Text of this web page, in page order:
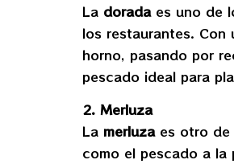
La doradaes uno de
los restaurantes. Con
horno, pasando por
pescado ideal para
2. Merluza
La merluzaes otro de
como el pescado a la